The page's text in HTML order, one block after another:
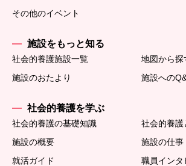
その他のイベント
施設をもっと知る
社会的養護施設一覧
地図から探
施設のおたより
施設への
社会的養護を学ぶ
社会的養護の基礎知識
社会的養護
施設の概要
施設の仕事
就活ガイド
職員インタ